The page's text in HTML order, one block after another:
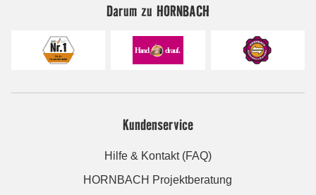
Darum zu HORNBACH
Kundenservice
Hilfe & Kontakt (FAQ)
HORNBACH Projektberatung